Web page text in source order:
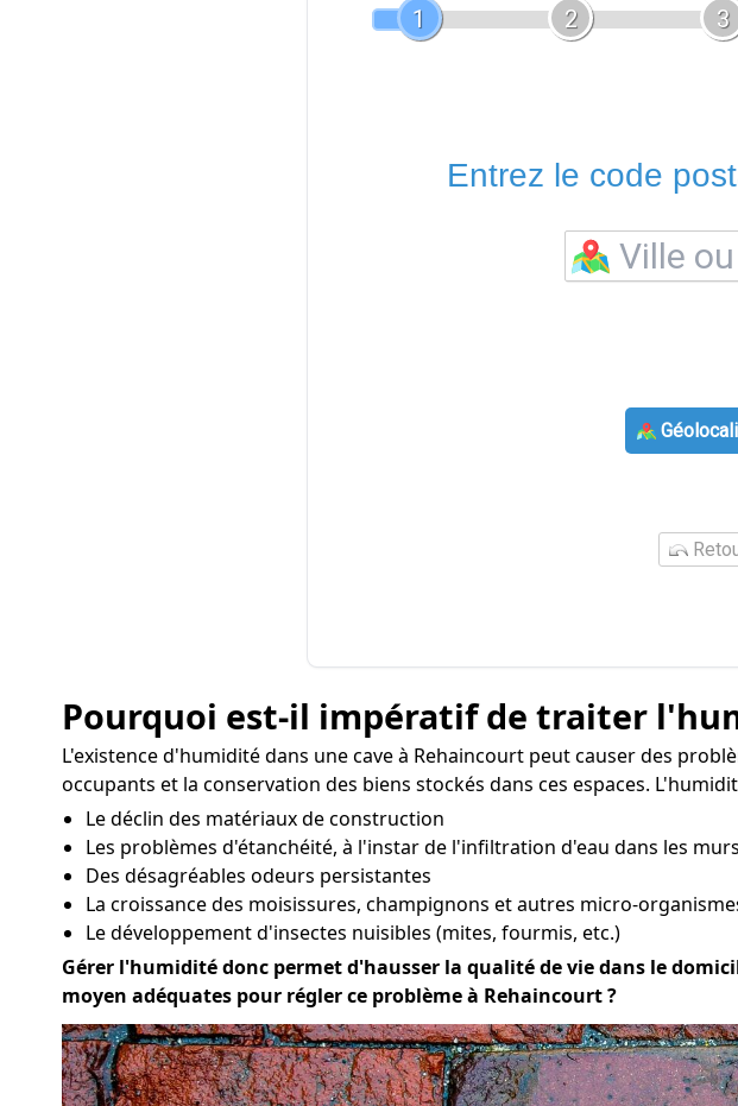
1
2 3
Entrez le code
Pourquoi est-il impératif de traiter
L'existence d'humidité dans une cave à Rehaincourt peut causer des
occupants et la conservation des biens stockés dans ces espaces.
Le déclin des matériaux de construction
Les problèmes d'étanchéité, à l'instar de l'infiltration d'eau dans les
Des désagréables odeurs persistantes
La croissance des moisissures, champignons et autres micro-
Le développement d'insectes nuisibles (mites, fourmis, etc.)
Gérer l'humidité donc permet d'hausser la qualité de vie dans le
moyen adéquates pour régler ce problème à Rehaincourt ?